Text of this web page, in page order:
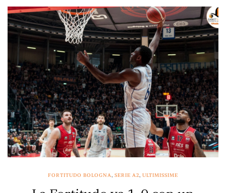
FORTITUDO BOLOGNA, SERIE A2, ULTIMISSIME